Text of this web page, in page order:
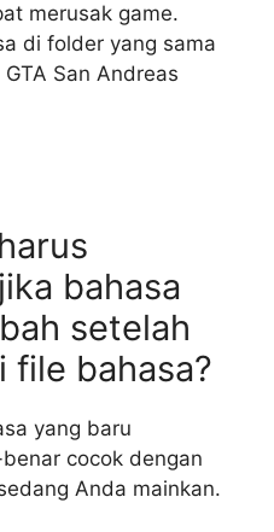
merusak game.
di folder yang sama
San Andreas
bahasa
setelah
file bahasa?
yang baru
cocok dengan
Anda mainkan.